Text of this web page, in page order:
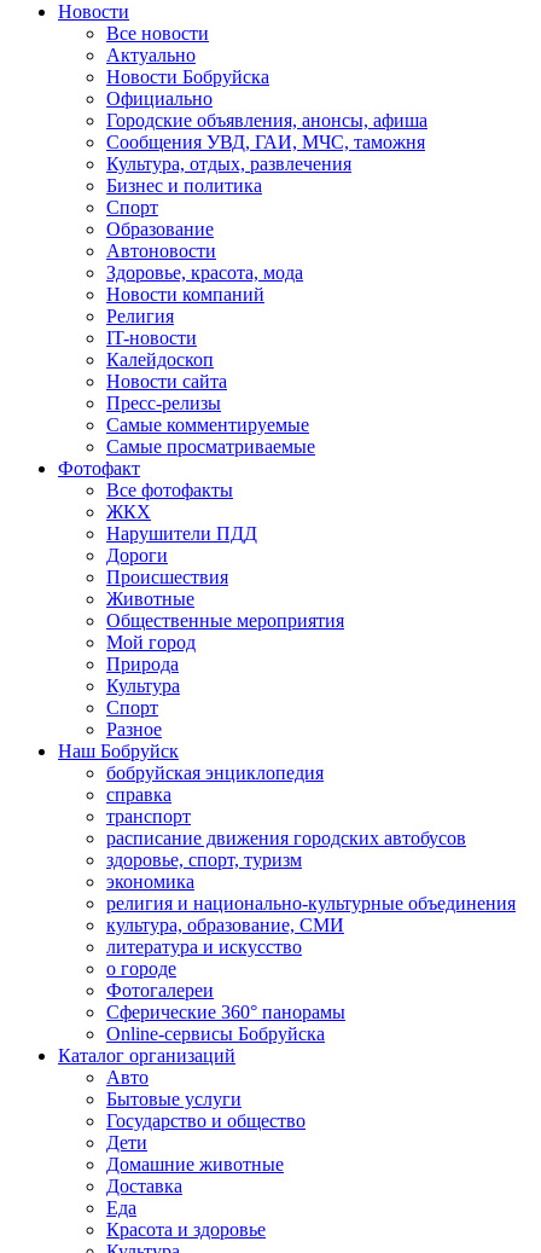
Новости
Все новости
Актуально
Новости Бобруйска
Официально
Городские объявления, анонсы, афиша
Сообщения УВД, ГАИ, МЧС, таможня
Культура, отдых, развлечения
Бизнес и политика
Спорт
Образование
Автоновости
Здоровье, красота, мода
Новости компаний
Религия
IT-новости
Калейдоскоп
Новости сайта
Пресс-релизы
Самые комментируемые
Самые просматриваемые
Фотофакт
Все фотофакты
ЖКХ
Нарушители ПДД
Дороги
Происшествия
Животные
Общественные мероприятия
Мой город
Природа
Культура
Спорт
Разное
Наш Бобруйск
бобруйская энциклопедия
справка
транспорт
расписание движения городских автобусов
здоровье, спорт, туризм
экономика
религия и национально-культурные объединения
культура, образование, СМИ
литература и искусство
о городе
Фотогалереи
Сферические 360° панорамы
Online-сервисы Бобруйска
Каталог организаций
Авто
Бытовые услуги
Государство и общество
Дети
Домашние животные
Доставка
Еда
Красота и здоровье